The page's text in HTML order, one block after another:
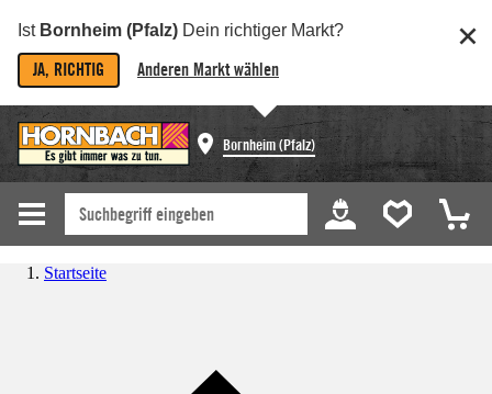
Ist Bornheim (Pfalz) Dein richtiger Markt?
JA, RICHTIG Anderen Markt wählen
Bornheim (Pfalz)
Startseite